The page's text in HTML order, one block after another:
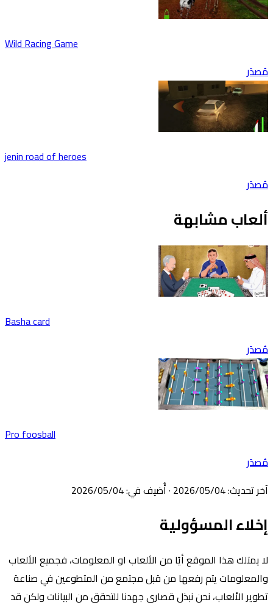
Wild Racing Game
jenin road of heroes
مشابهة
Basha card
Pro foosball
تحديث:
04‏/05‏/2026
·أُضيف في:
04‏/05‏/2026
المسؤولية
يمتلك هذا الموقع أيًا من الألعاب او المعلومات، فجميع الألعاب
يتم رفعها من قبل مجتمع من المتطوعين في صناعة
الألعاب، نحن نبذل قصارى جهدنا للتحقق من البيانات ولكن قد